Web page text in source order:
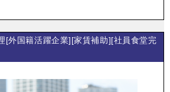
[外国籍活躍企業][家賃補助][社員食堂完